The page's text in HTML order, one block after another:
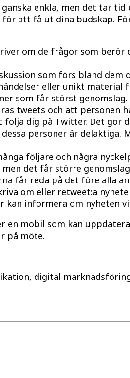
enkla, men det tar
att få ut dina budskap.
om de frågor som berör
som förs bland dem
eller unikt material
som får störst
tweets och att personen
dig på Twitter. Det gör
personer är delaktiga.
följare och några
det får större
får reda på det före alla
om eller retweet:a
informera om nyheten
mobil som kan
på möte.
digital